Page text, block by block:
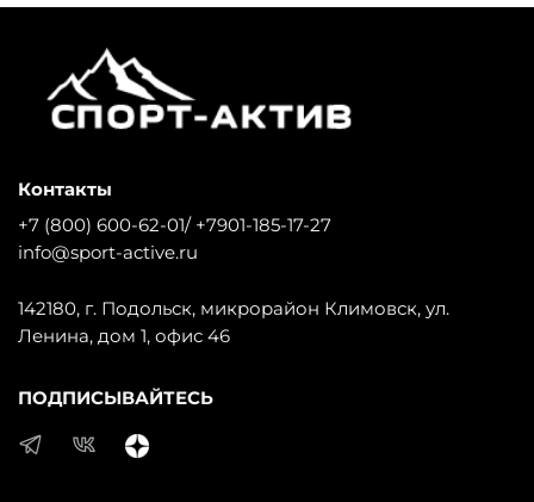
Контакты
+7 (800) 600-62-01/ +7901-185-17-27
info@sport-active.ru
142180, г. Подольск, микрорайон Климовск, ул.
Ленина, дом 1, офис 46
ПОДПИСЫВАЙТЕСЬ